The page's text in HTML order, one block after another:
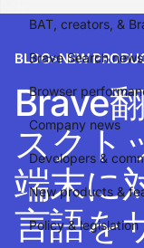
BAT, creators, &
Brave Search news
Browser
Company news
Developers &
New products &
Policy & legislation
BLOG>NEW
Brave
スクト
端末に
言語を